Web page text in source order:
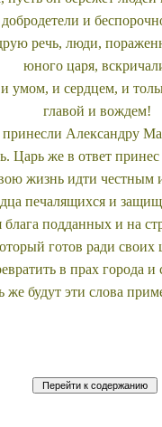
добродетели и
речь, люди,
юного царя,
умом, и сердцем, и
главой и вождем!
Александру
Царь же в ответ
жизнь идти честным
печалящихся и
блага подданных и на
готов ради своих
в прах города и
же будут эти слова